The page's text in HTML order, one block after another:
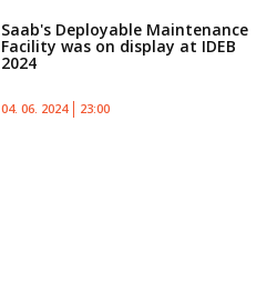
Saab's Deployable Maintenance
Facility was on display at IDEB
2024
04. 06. 2024 23:00